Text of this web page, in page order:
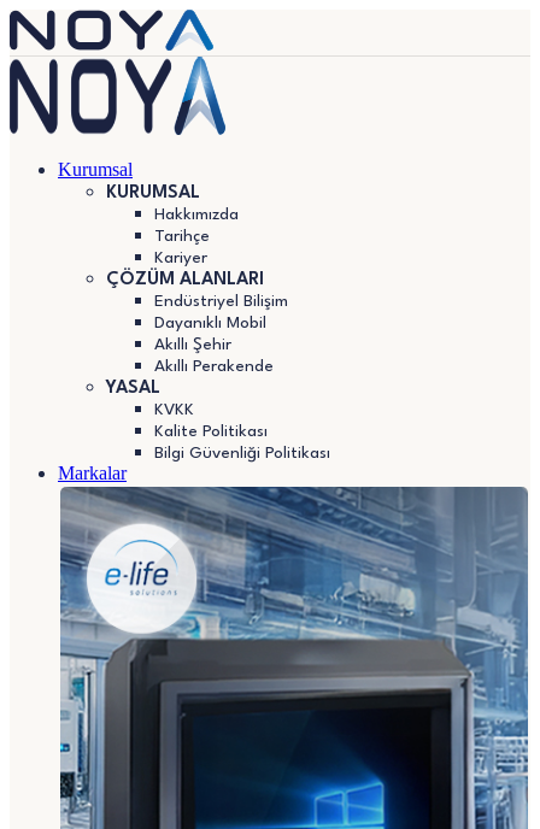
Kurumsal
KURUMSAL
Hakkımızda
Tarihçe
Kariyer
ÇÖZÜM ALANLARI
Endüstriyel Bilişim
Dayanıklı Mobil
Akıllı Şehir
Akıllı Perakende
YASAL
KVKK
Kalite Politikası
Bilgi Güvenliği Politikası
Markalar